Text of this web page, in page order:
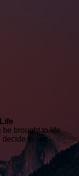
be brought to life
decide to win.